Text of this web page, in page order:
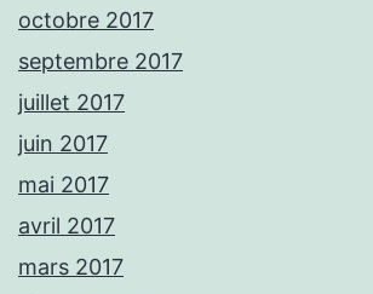
octobre 2017
septembre 2017
juillet 2017
juin 2017
mai 2017
avril 2017
mars 2017